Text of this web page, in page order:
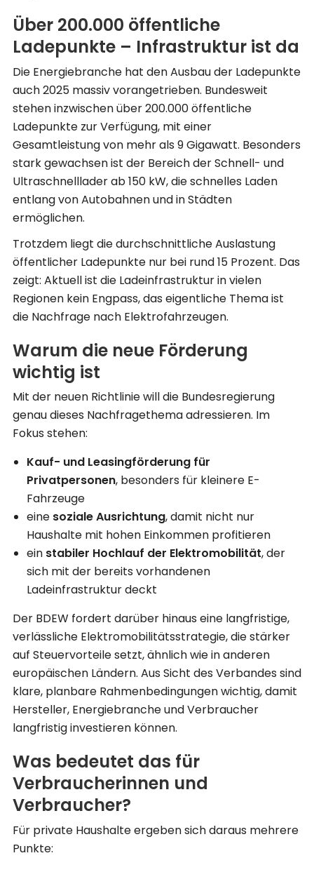
Über 200.000 öffentliche
Ladepunkte – Infrastruktur ist da
Die Energiebranche hat den Ausbau der Ladepunkte
auch 2025 massiv vorangetrieben. Bundesweit
stehen inzwischen über 200.000 öffentliche
Ladepunkte zur Verfügung, mit einer
Gesamtleistung von mehr als 9 Gigawatt. Besonders
stark gewachsen ist der Bereich der Schnell- und
Ultraschnelllader ab 150 kW, die schnelles Laden
entlang von Autobahnen und in Städten
ermöglichen.
Trotzdem liegt die durchschnittliche Auslastung
öffentlicher Ladepunkte nur bei rund 15 Prozent. Das
zeigt: Aktuell ist die Ladeinfrastruktur in vielen
Regionen kein Engpass, das eigentliche Thema ist
die Nachfrage nach Elektrofahrzeugen.
Warum die neue Förderung
wichtig ist
Mit der neuen Richtlinie will die Bundesregierung
genau dieses Nachfragethema adressieren. Im
Fokus stehen:
Kauf- und Leasingförderung für
Privatpersonen, besonders für kleinere E-
Fahrzeuge
eine soziale Ausrichtung, damit nicht nur
Haushalte mit hohen Einkommen profitieren
ein stabiler Hochlauf der Elektromobilität, der
sich mit der bereits vorhandenen
Ladeinfrastruktur deckt
Der BDEW fordert darüber hinaus eine langfristige,
verlässliche Elektromobilitätsstrategie, die stärker
auf Steuervorteile setzt, ähnlich wie in anderen
europäischen Ländern. Aus Sicht des Verbandes sind
klare, planbare Rahmenbedingungen wichtig, damit
Hersteller, Energiebranche und Verbraucher
langfristig investieren können.
Was bedeutet das für
Verbraucherinnen und
Verbraucher?
Für private Haushalte ergeben sich daraus mehrere
Punkte: